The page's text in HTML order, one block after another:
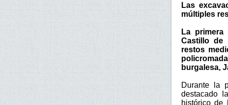
Las
múltiples
La
Castillo de
restos
burgalesa,
Durante la
destacado
histórico